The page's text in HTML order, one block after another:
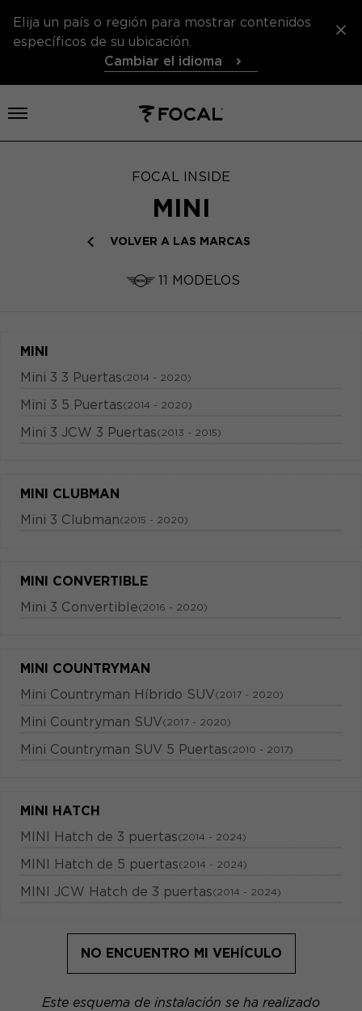
Elija un país o región para mostrar contenidos
específicos de su ubicación.
Cambiar el idioma
Abrir el menú
FOCAL INSIDE
MINI
VOLVER A LAS MARCAS
11 MODELOS
MINI
Mini 3 3 Puertas(2014 - 2020)
Mini 3 5 Puertas(2014 - 2020)
Mini 3 JCW 3 Puertas(2013 - 2015)
MINI CLUBMAN
Mini 3 Clubman(2015 - 2020)
MINI CONVERTIBLE
Mini 3 Convertible(2016 - 2020)
MINI COUNTRYMAN
Mini Countryman Híbrido SUV(2017 - 2020)
Mini Countryman SUV(2017 - 2020)
Mini Countryman SUV 5 Puertas(2010 - 2017)
MINI HATCH
MINI Hatch de 3 puertas(2014 - 2024)
MINI Hatch de 5 puertas(2014 - 2024)
MINI JCW Hatch de 3 puertas(2014 - 2024)
NO ENCUENTRO MI VEHÍCULO
Este esquema de instalación se ha realizado